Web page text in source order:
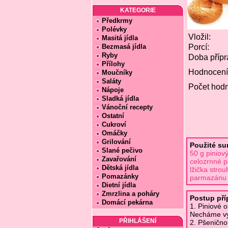
KATEGORIE
Předkrmy
Polévky
Masitá jídla
Bezmasá jídla
Ryby
Přílohy
Moučníky
Saláty
Nápoje
Sladká jídla
Vánoční recepty
Ostatní
Cukroví
Omáčky
Grilování
Slané pečivo
Zavařování
Dětská jídla
Pomazánky
Dietní jídla
Zmrzlina a poháry
Domácí pekárna
PŘIHLÁŠENÍ
Vložil:
Porcí:
Doba
Počet
Použité
50 g
celozrnné
lžička
Postup
1. Piniové
Necháme
2.